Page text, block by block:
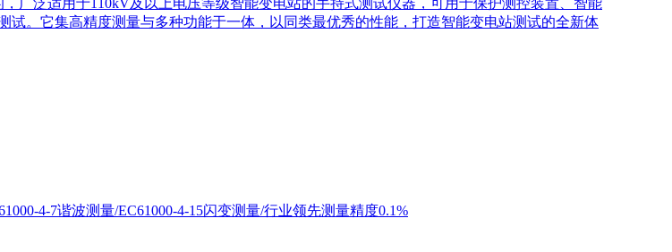
试。它集高精度测量与多种功能于一体，以同类最优秀的性能，打造智能变电站测试的全新体
4-7谐波测量/EC61000-4-15闪变测量/行业领先测量精度0.1%